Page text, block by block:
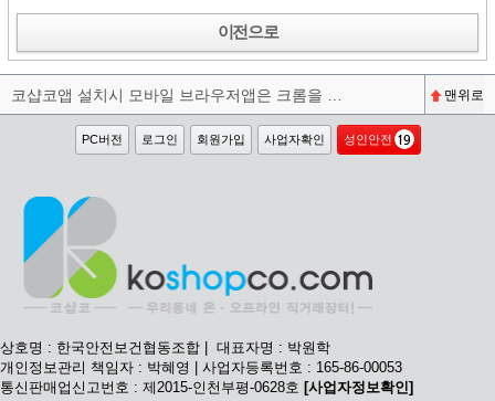
이전으로
맨위로
PC버전 로그인 회원가입 사업자확인 성인안전
상호명 : 한국안전보건협동조합 | 대표자명 : 박원학
개인정보관리 책임자 : 박혜영 | 사업자등록번호 : 165-86-00053
통신판매업신고번호 : 제2015-인천부평-0628호 [사업자정보확인]